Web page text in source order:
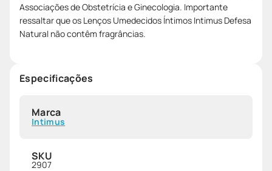
Associações de Obstetrícia e Ginecologia. Importante
ressaltar que os Lenços Umedecidos Íntimos Intimus Defesa
Natural não contêm fragrâncias.
Especificações
Marca
Intimus
SKU
2907